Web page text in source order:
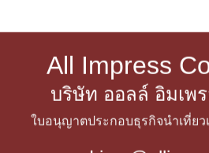
All Impress
บริษัท ออลล์ อิมเพ
ใบอนุญาตประกอบธุรกิจนำเที่ยว